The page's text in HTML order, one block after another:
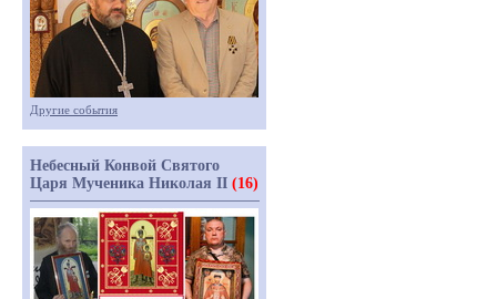
Другие события
Небесный Конвой Святого
Царя Мученика Николая II (16)